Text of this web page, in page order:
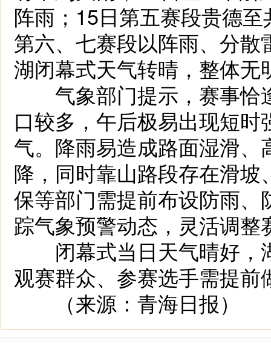
阵雨；15日第五赛段贵德
第六、七赛段以阵雨、分
湖闭幕式天气转晴，整体无
气象部门提示，赛事恰
口较多，午后极易出现短
气。降雨易造成路面湿滑
降，同时靠山路段存在滑
保等部门需提前布设防雨
踪气象预警动态，灵活调整
闭幕式当日天气晴好，
观赛群众、参赛选手需提前
（来源：青海日报）